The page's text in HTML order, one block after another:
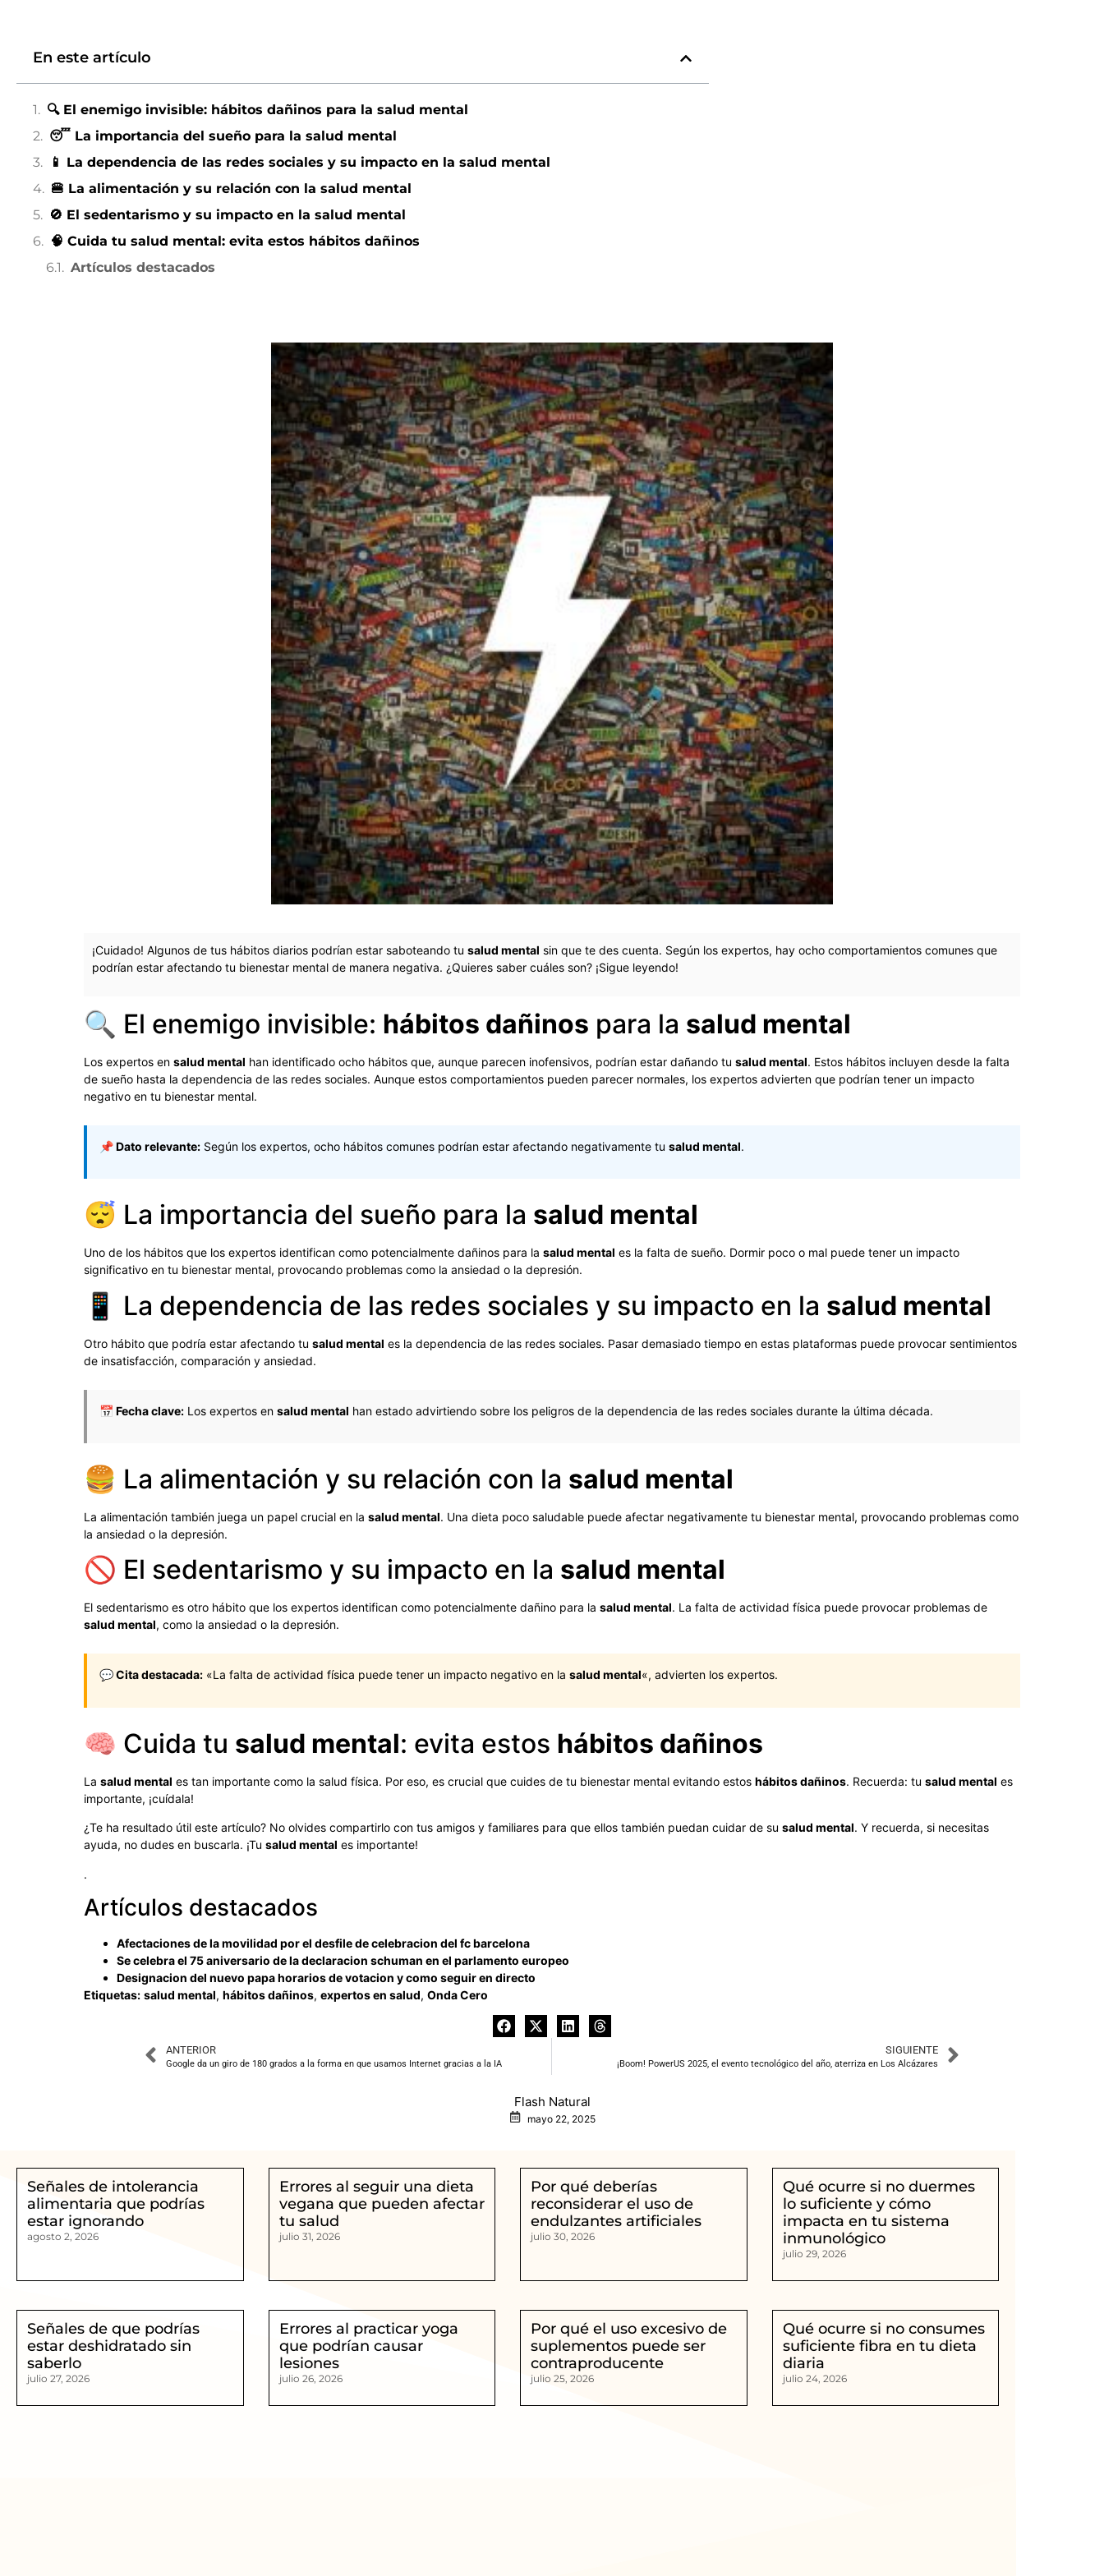
En este artículo
🔍 El enemigo invisible: hábitos dañinos para la salud mental
😴 La importancia del sueño para la salud mental
📱 La dependencia de las redes sociales y su impacto en la salud mental
🍔 La alimentación y su relación con la salud mental
🚫 El sedentarismo y su impacto en la salud mental
🧠 Cuida tu salud mental: evita estos hábitos dañinos
Artículos destacados
¡Cuidado! Algunos de tus hábitos diarios podrían estar saboteando tu salud mental sin que te des cuenta. Según los expertos, hay ocho comportamientos comunes que
podrían estar afectando tu bienestar mental de manera negativa. ¿Quieres saber cuáles son? ¡Sigue leyendo!
🔍 El enemigo invisible: hábitos dañinos para la salud mental
Los expertos en salud mental han identificado ocho hábitos que, aunque parecen inofensivos, podrían estar dañando tu salud mental. Estos hábitos incluyen desde la falta
de sueño hasta la dependencia de las redes sociales. Aunque estos comportamientos pueden parecer normales, los expertos advierten que podrían tener un impacto
negativo en tu bienestar mental.
📌 Dato relevante: Según los expertos, ocho hábitos comunes podrían estar afectando negativamente tu salud mental.
😴 La importancia del sueño para la salud mental
Uno de los hábitos que los expertos identifican como potencialmente dañinos para la salud mental es la falta de sueño. Dormir poco o mal puede tener un impacto
significativo en tu bienestar mental, provocando problemas como la ansiedad o la depresión.
📱 La dependencia de las redes sociales y su impacto en la salud mental
Otro hábito que podría estar afectando tu salud mental es la dependencia de las redes sociales. Pasar demasiado tiempo en estas plataformas puede provocar sentimientos
de insatisfacción, comparación y ansiedad.
📅 Fecha clave: Los expertos en salud mental han estado advirtiendo sobre los peligros de la dependencia de las redes sociales durante la última década.
🍔 La alimentación y su relación con la salud mental
La alimentación también juega un papel crucial en la salud mental. Una dieta poco saludable puede afectar negativamente tu bienestar mental, provocando problemas como
la ansiedad o la depresión.
🚫 El sedentarismo y su impacto en la salud mental
El sedentarismo es otro hábito que los expertos identifican como potencialmente dañino para la salud mental. La falta de actividad física puede provocar problemas de
salud mental, como la ansiedad o la depresión.
💬 Cita destacada: «La falta de actividad física puede tener un impacto negativo en la salud mental«, advierten los expertos.
🧠 Cuida tu salud mental: evita estos hábitos dañinos
La salud mental es tan importante como la salud física. Por eso, es crucial que cuides de tu bienestar mental evitando estos hábitos dañinos. Recuerda: tu salud mental es
importante, ¡cuídala!
¿Te ha resultado útil este artículo? No olvides compartirlo con tus amigos y familiares para que ellos también puedan cuidar de su salud mental. Y recuerda, si necesitas
ayuda, no dudes en buscarla. ¡Tu salud mental es importante!
.
Artículos destacados
Afectaciones de la movilidad por el desfile de celebracion del fc barcelona
Se celebra el 75 aniversario de la declaracion schuman en el parlamento europeo
Designacion del nuevo papa horarios de votacion y como seguir en directo
Etiquetas: salud mental, hábitos dañinos, expertos en salud, Onda Cero
ANTERIOR
Google da un giro de 180 grados a la forma en que usamos Internet gracias a la IA
SIGUIENTE
¡Boom! PowerUS 2025, el evento tecnológico del año, aterriza en Los Alcázares
Flash Natural
mayo 22, 2025
Señales de intolerancia
alimentaria que podrías
estar ignorando
agosto 2, 2026
Errores al seguir una dieta
vegana que pueden afectar
tu salud
julio 31, 2026
Por qué deberías
reconsiderar el uso de
endulzantes artificiales
julio 30, 2026
Qué ocurre si no duermes
lo suficiente y cómo
impacta en tu sistema
inmunológico
julio 29, 2026
Señales de que podrías
estar deshidratado sin
saberlo
julio 27, 2026
Errores al practicar yoga
que podrían causar
lesiones
julio 26, 2026
Por qué el uso excesivo de
suplementos puede ser
contraproducente
julio 25, 2026
Qué ocurre si no consumes
suficiente fibra en tu dieta
diaria
julio 24, 2026